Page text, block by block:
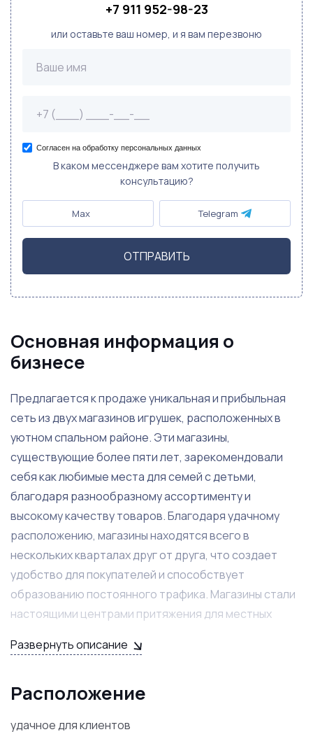
+7 911 952-98-23
или оставьте ваш номер, и я вам перезвоню
Согласен на обработку персональных данных
В каком мессенджере вам хотите получить
консультацию?
Max Telegram
ОТПРАВИТЬ
Основная информация о
бизнесе
Предлагается к продаже уникальная и прибыльная
сеть из двух магазинов игрушек, расположенных в
уютном спальном районе. Эти магазины,
существующие более пяти лет, зарекомендовали
себя как любимые места для семей с детьми,
благодаря разнообразному ассортименту и
высокому качеству товаров. Благодаря удачному
расположению, магазины находятся всего в
нескольких кварталах друг от друга, что создает
удобство для покупателей и способствует
образованию постоянного трафика. Магазины стали
настоящими центрами притяжения для местных
вдохновляет детей и родителей возвращаться
включая как классические варианты, так и
Развернуть описание
Расположение
удачное для клиентов